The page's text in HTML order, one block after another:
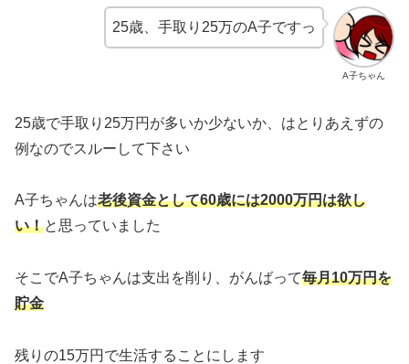
A子ちゃん
25歳、手取り25万のA子ですっ
25歳で手取り25万円が多いか少ないか、はとりあえずの
例なのでスルーして下さい
A子ちゃんは老後資金として60歳には2000万円は欲し
い！と思っていました
そこでA子ちゃんは支出を削り、がんばって毎月10万円を
貯金
残りの15万円で生活することにします